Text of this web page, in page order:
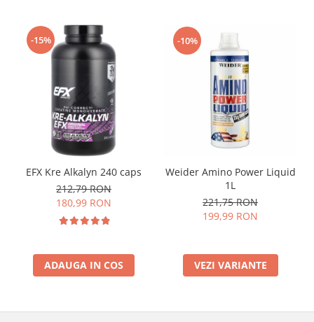
-15%
EFX Kre Alkalyn 240 caps
212,79 RON
180,99 RON
ADAUGA IN COS
-10%
Weider Amino Power Liquid
1L
221,75 RON
199,99 RON
VEZI VARIANTE